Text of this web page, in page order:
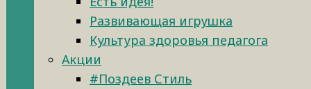
Развивающая игрушка
Культура здоровья педагога
Акции
#Поздеев Стиль